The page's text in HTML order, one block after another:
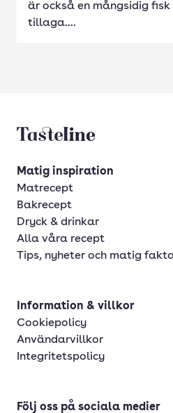
är också en mångsidig
tillaga....
Tasteline startsida
Matig inspiration
Matrecept
Bakrecept
Dryck & drinkar
Alla våra recept
Tips, nyheter och matig
Information & villkor
Cookiepolicy
Användarvillkor
Integritetspolicy
Följ oss på sociala medier